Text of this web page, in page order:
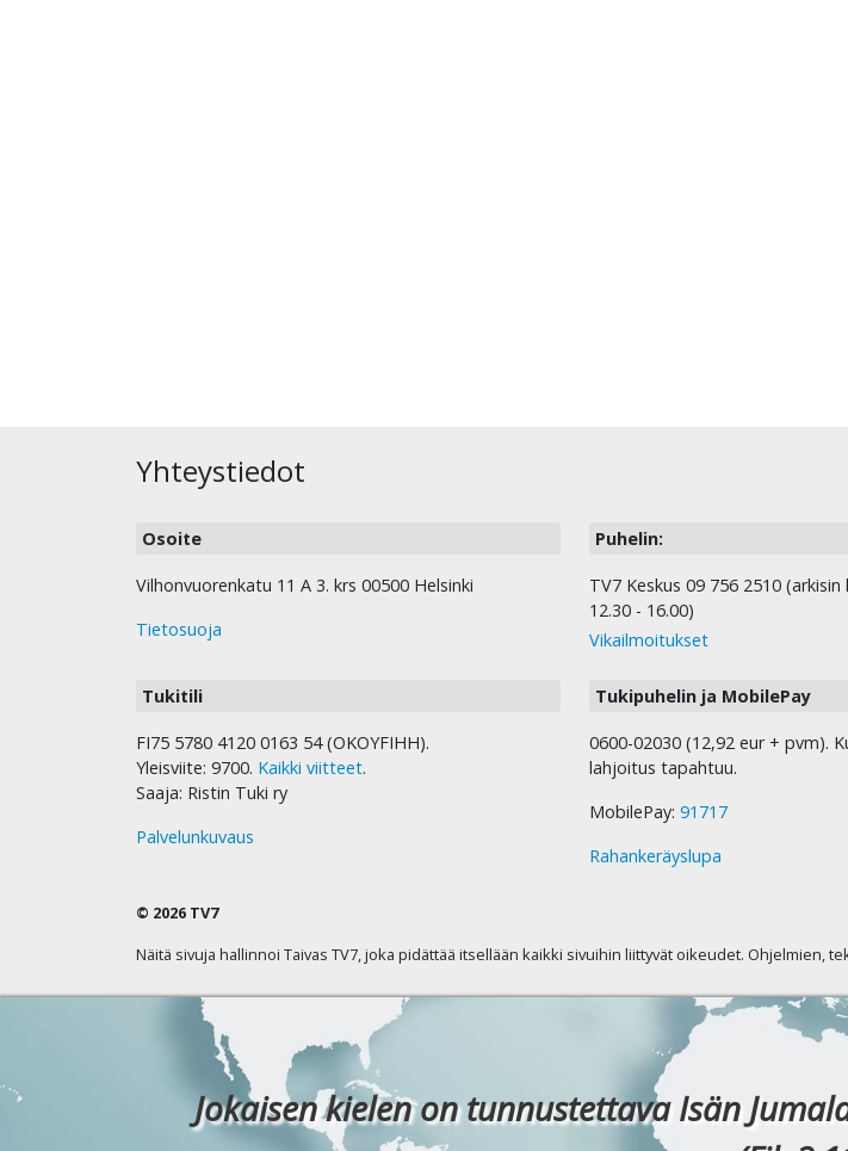
Yhteystiedot
Osoite
Vilhonvuorenkatu 11 A 3. krs 00500 Helsinki
Tietosuoja
Puhelin:
TV7 Keskus 09 756 2510 (arkisin
12.30 - 16.00)
Vikailmoitukset
Tukitili
FI75 5780 4120 0163 54 (OKOYFIHH).
Yleisviite: 9700. Kaikki viitteet.
Saaja: Ristin Tuki ry
Palvelunkuvaus
Tukipuhelin ja MobilePay
0600-02030 (12,92 eur + pvm).
lahjoitus tapahtuu.
MobilePay: 91717
Rahankeräyslupa
© 2026 TV7
Näitä sivuja hallinnoi Taivas TV7, joka pidättää itsellään kaikki sivuihin liittyvät oikeudet. Ohjelmien,
Jokaisen kielen on tunnustettava Isän